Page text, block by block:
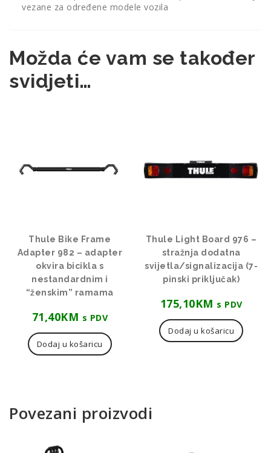
vezane za određene modele vozila
Možda će vam se također
svidjeti…
Thule Bike Frame
Adapter 982 – adapter
okvira bicikla s
nestandardnim i
“ženskim” ramama
71,40KM s PDV
Dodaj u košaricu
Thule Light Board 976 –
stražnja dodatna
svijetla/signalizacija (7-
pinski priključak)
175,10KM s PDV
Dodaj u košaricu
Povezani proizvodi